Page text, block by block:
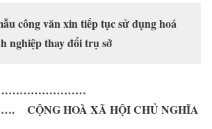
công văn xin tiếp tục sử dụng hoá
nghiệp thay đổi trụ sở
CỘNG HOÀ XÃ HỘI CHỦ NGHĨA